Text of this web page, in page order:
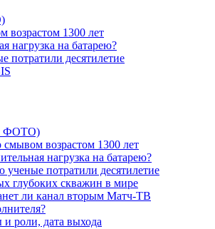
возрастом 1300 лет
нагрузка на батарею?
потратили десятилетие
ФОТО)
возрастом 1300 лет
нагрузка на батарею?
ученые потратили десятилетие
глубоких скважин в мире
ли канал вторым Матч-ТВ
роли, дата выхода